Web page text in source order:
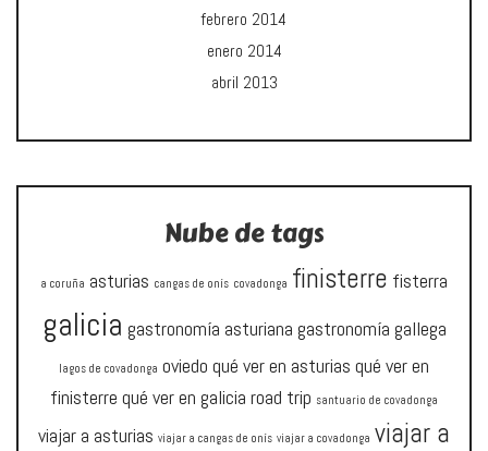
febrero 2014
enero 2014
abril 2013
Nube de tags
a coruña asturias cangas de onís covadonga finisterre fisterra
galicia gastronomía asturiana gastronomía gallega
lagos de covadonga oviedo qué ver en asturias qué ver en
finisterre qué ver en galicia road trip santuario de covadonga
viajar a asturias viajar a cangas de onís viajar a covadonga viajar a